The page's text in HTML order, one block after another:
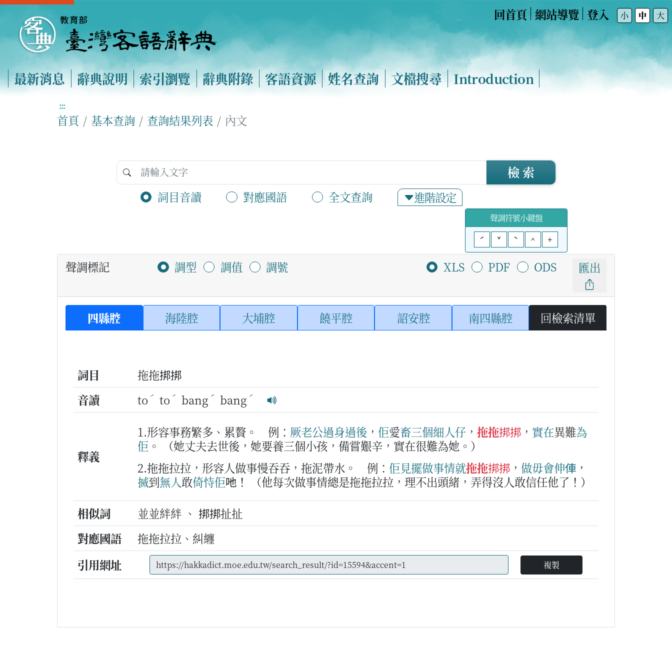
回首頁 網站導覽 登入 小 中 大
最新消息 辭典說明 索引瀏覽 辭典附錄 客語資源 姓名查詢 文檔搜尋 Introduction
:::
首頁 基本查詢 查詢結果列表 內文
詞目音讀 對應國語 全文查詢 進階設定
檢 索
聲調符號小鍵盤
ˊ
ˇ ˋ ^ +
聲調標記 調型 調值 調號 XLS PDF ODS 匯出
四縣腔 海陸腔 大埔腔 饒平腔 詔安腔 南四縣腔 回檢索清單
詞目
拖拖挷挷
音讀
to ˊ to ˊ bang ˊ bang ˊ
釋義
1.形容事務繁多、累贅。 例： 厥老公過身過後 ， 佢愛畜三個細人仔 ， 拖拖挷挷 ， 實在異難為
佢 。
（她丈夫去世後，她要養三個小孩，備嘗艱辛，實在很難為她。）
2.拖拖拉拉，形容人做事慢吞吞，拖泥帶水。
例： 佢見擺做事情就拖拖挷挷 ， 做毋會伸俥 ，
搣到無人敢倚恃佢吔！
（他每次做事情總是拖拖拉拉，理不出頭緒，弄得沒人敢信任他了！）
相似詞
並並絆絆 、 挷挷扯扯
對應國語
拖拖拉拉、糾纏
引用網址
複製